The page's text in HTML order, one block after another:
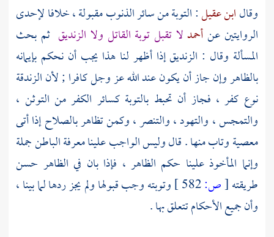
وقالابن عقيل: التوبة من سائر الذنوب مقبولة ، خلافا لإحدى
الروايتين عنأحمدلا تقبل توبة القاتل ولا الزنديق ثم بحث
المسألة وقال : الزنديق إذا أظهر لنا هذا يجب أن نحكم بإيمانه
بالظاهر وإن جاز أن يكون عند الله عز وجل كافرا ; لأن الزندقة
نوع كفر ، فجاز أن تحبط بالتوبة كسائر الكفر من التوثن ،
والتمجس ، والتهود ، والتنصر ، وكمن تظاهر بالصلاح إذا أتى
معصية وتاب منها . قال وليس الواجب علينا معرفة الباطن جملة
وإنما المأخوذ علينا حكم الظاهر ، فإذا بان في الظاهر حسن
طريقته[ص:
وتوبته وجب قبولها ولم يجز ردها لما بينا ،
وأن جميع الأحكام تتعلق بها .